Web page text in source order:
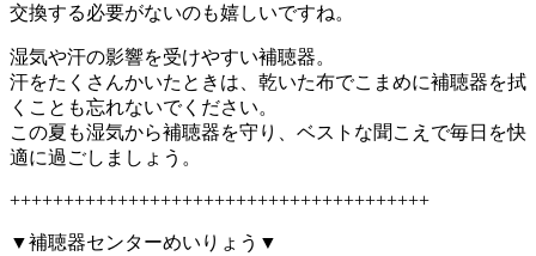
交換する必要がないのも嬉しいですね。
湿気や汗の影響を受けやすい補聴器。
汗をたくさんかいたときは、乾いた布でこまめに補聴器を拭
くことも忘れないでください。
この夏も湿気から補聴器を守り、ベストな聞こえで毎日を快
適に過ごしましょう。
+++++++++++++++++++++++++++++++++++++++
▼補聴器センターめいりょう▼